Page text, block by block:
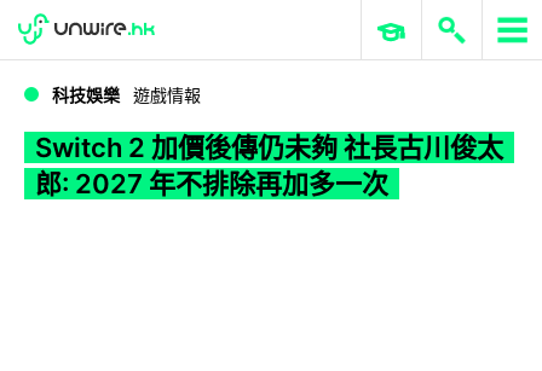
WWDC 2026 ERP 與商業 AI
科技娛樂 遊戲情報
Switch 2 加價後傳仍未夠 社長古川俊太
郎: 2027 年不排除再加多一次